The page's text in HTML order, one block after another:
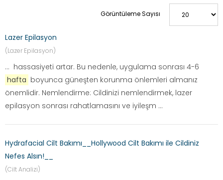
Görüntüleme Sayısı
Lazer Epilasyon
(Lazer Epilasyon)
... hassasiyeti artar. Bu nedenle, uygulama sonrası 4-6
hafta boyunca güneşten korunma önlemleri almanız
önemlidir. Nemlendirme: Cildinizi nemlendirmek, lazer
epilasyon sonrası rahatlamasını ve iyileşm ...
Hydrafacial Cilt Bakımı__Hollywood Cilt Bakımı ile Cildiniz
Nefes Alsın!__
(Cilt Analizi)